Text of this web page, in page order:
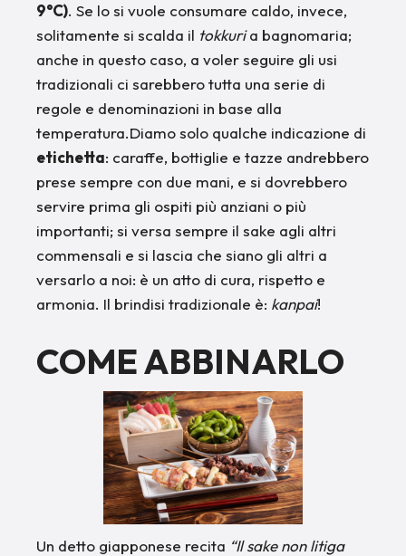
9°C). Se lo si vuole consumare caldo, invece,
solitamente si scalda il tokkuria bagnomaria;
anche in questo caso, a voler seguire gli usi
tradizionali ci sarebbero tutta una serie di
regole e denominazioni in base alla
temperatura.Diamo solo qualche indicazione di
etichetta: caraffe, bottiglie e tazze andrebbero
prese sempre con due mani, e si dovrebbero
servire prima gli ospiti più anziani o più
importanti; si versa sempre il sake agli altri
commensali e si lascia che siano gli altri a
versarlo a noi: è un atto di cura, rispetto e
armonia. Il brindisi tradizionale è: kanpai!
COME ABBINARLO
Un detto giapponese recita “Il sake non litiga